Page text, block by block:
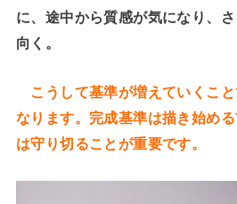
に、途中から質感が気になり、
向く。
こうして基準が増えていくこ
なります。完成基準は描き始め
は守り切ることが重要です。